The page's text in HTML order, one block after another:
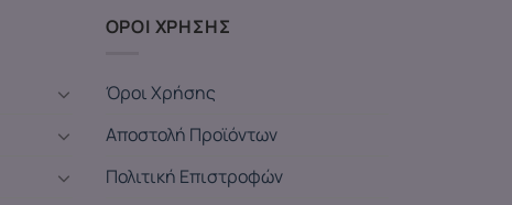
ΟΡΟΙ ΧΡΗΣΗΣ
Όροι Χρήσης
Αποστολή Προϊόντων
Πολιτική Επιστροφών